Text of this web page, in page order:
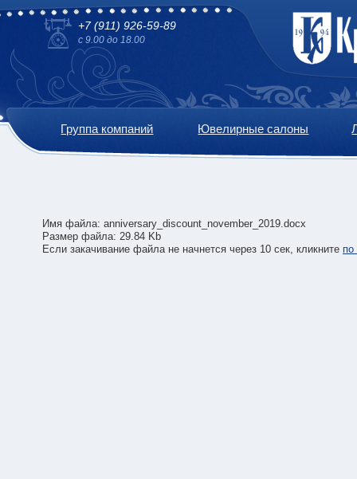
+7 (911) 926-59-89
с 9.00 до 18.00
Группа компаний Ювелирные салоны
Имя файла: anniversary_discount_november_2019.docx
Размер файла: 29.84 Kb
Если закачивание файла не начнется через 10 сек, кликните по